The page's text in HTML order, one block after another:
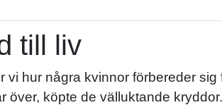
till liv
hur några kvinnor förbereder sig
köpte de välluktande